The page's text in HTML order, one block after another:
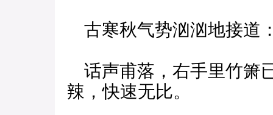
古寒秋气势汹汹地接道
话声甫落，右手里竹箫
辣，快速无比。